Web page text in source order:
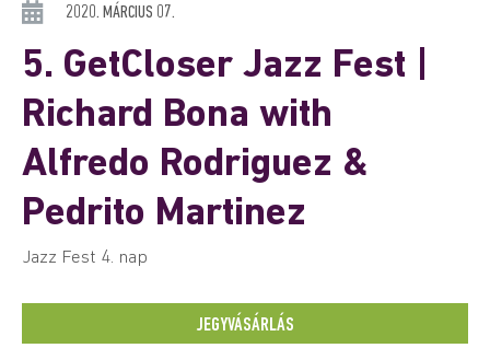
2020. MÁRCIUS 07.
5. GetCloser Jazz Fest |
Richard Bona with
Alfredo Rodriguez &
Pedrito Martinez
Jazz Fest 4. nap
JEGYVÁSÁRLÁS